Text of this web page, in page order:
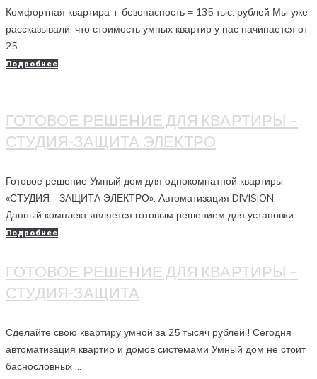
Комфортная квартира + безопасность = 135 тыс. рублей Мы уже
рассказывали, что стоимость умных квартир у нас начинается от
25 ...
Подробнее
ГОТОВОЕ РЕШЕНИЕ ДЛЯ КВАРТИРЫ –
СТУДИЯ-ЗАЩИТА ЭЛЕКТРО
Готовое решение Умный дом для однокомнатной квартиры
«СТУДИЯ - ЗАЩИТА ЭЛЕКТРО». Автоматизация DIVISION.
Данный комплект является готовым решением для установки ...
Подробнее
ГОТОВОЕ РЕШЕНИЕ ДЛЯ КВАРТИРЫ –
СТУДИЯ-ЗАЩИТА
Сделайте свою квартиру умной за 25 тысяч рублей ! Сегодня
автоматизация квартир и домов системами Умный дом не стоит
баснословных ...